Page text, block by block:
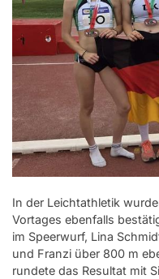
In der Leichtathletik
Vortages ebenfalls
im Speerwurf, Lina
und Franzi über 800 m
rundete das Resultat mit